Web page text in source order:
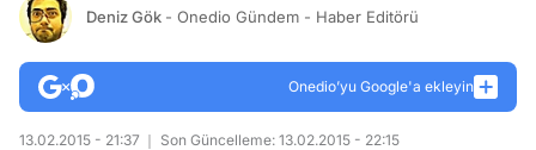
Deniz Gök - Onedio Gündem - Haber Editörü
Onedio’yu Google'a ekleyin
13.02.2015 - 21:37 Son Güncelleme: 13.02.2015 - 22:15